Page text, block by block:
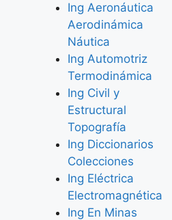
Ing Aeronáutica
Aerodinámica
Náutica
Ing Automotriz
Termodinámica
Ing Civil y
Estructural
Topografía
Ing Diccionarios
Colecciones
Ing Eléctrica
Electromagnética
Ing En Minas